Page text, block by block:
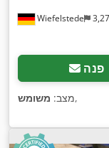
Wiefelstede
פנה
מצב: משומש ,